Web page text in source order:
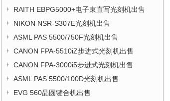
RAITH EBPG5000+电子束直写光刻机出售
NIKON NSR-S307E光刻机出售
ASML PAS 5500/750F光刻机出售
CANON FPA-5510iZ步进式光刻机出售
CANON FPA-3000i5步进式光刻机出售
ASML PAS 5500/100D光刻机出售
EVG 560晶圆键合机出售